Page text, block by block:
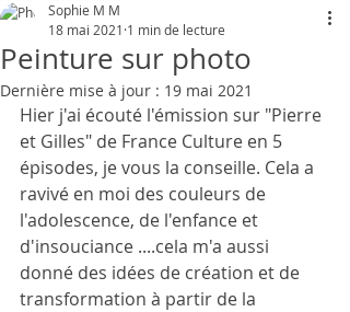
Peinture sur photo
Sophie M M
18 mai 2021 1 min de lecture
Dernière mise à jour : 19 mai 2021
Hier j'ai écouté l'émission sur "Pierre
et Gilles" de France Culture en 5
épisodes, je vous la conseille. Cela a
ravivé en moi des couleurs de
l'adolescence, de l'enfance et
d'insouciance ....cela m'a aussi
donné des idées de création et de
transformation à partir de la